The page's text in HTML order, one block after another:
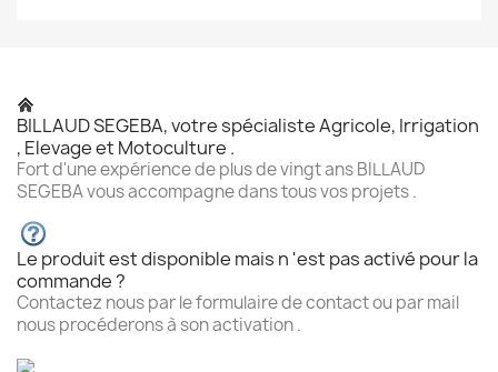
BILLAUD SEGEBA, votre spécialiste Agricole, Irrigation
, Elevage et Motoculture .
Fort d'une expérience de plus de vingt ans BILLAUD
SEGEBA vous accompagne dans tous vos projets .
Le produit est disponible mais n 'est pas activé pour la
commande ?
Contactez nous par le formulaire de contact ou par mail
nous procéderons à son activation .